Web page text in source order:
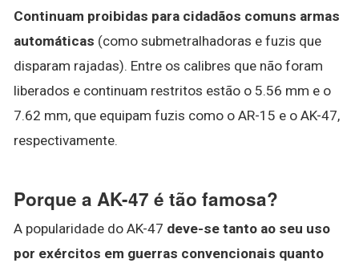
Continuam proibidas para cidadãos comuns armas
automáticas (como submetralhadoras e fuzis que
disparam rajadas). Entre os calibres que não foram
liberados e continuam restritos estão o 5.56 mm e o
7.62 mm, que equipam fuzis como o AR-15 e o AK-47,
respectivamente.
Porque a AK-47 é tão famosa?
A popularidade do AK-47 deve-se tanto ao seu uso
por exércitos em guerras convencionais quanto